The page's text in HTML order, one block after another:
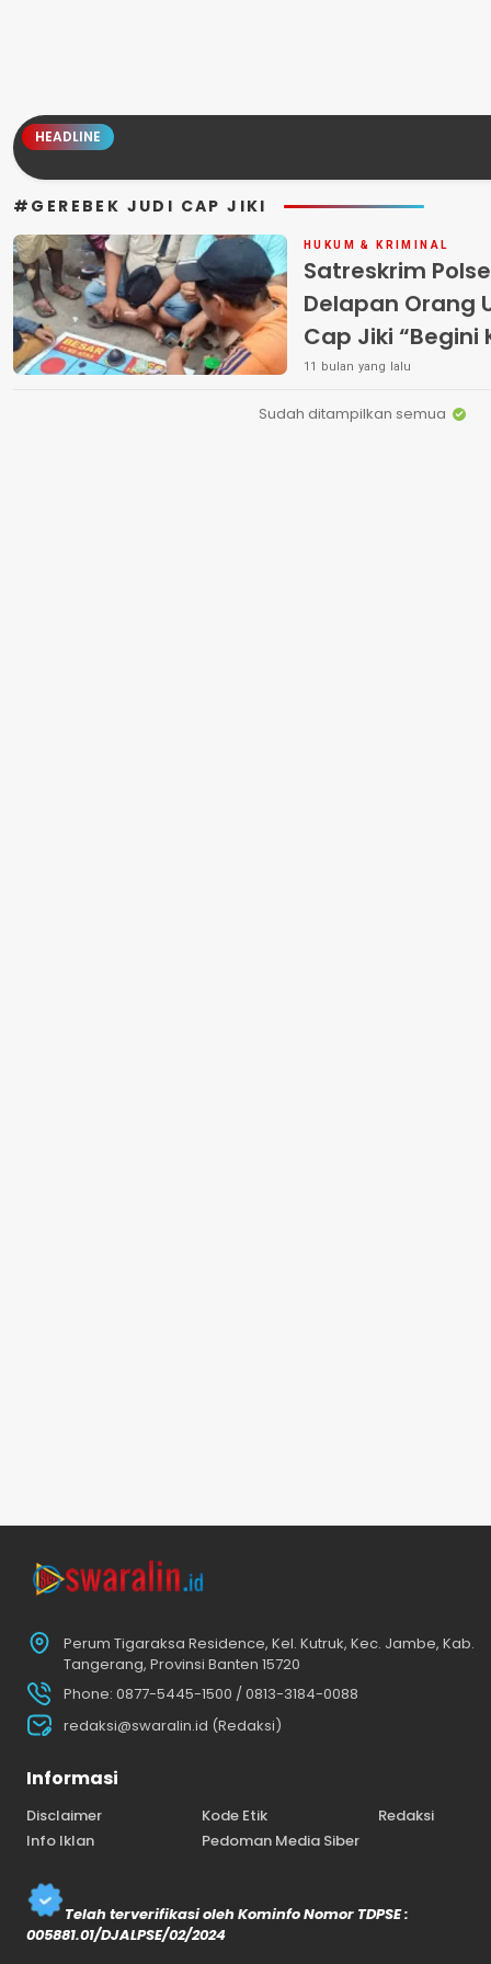
HEADLINE
#GEREBEK JUDI CAP JIKI
HUKUM & KRIMINAL
Satreskrim
Delapan Orang
Cap Jiki
11 bulan yang lalu
Sudah ditampilkan semua
Perum Tigaraksa Residence, Kel. Kutruk, Kec. Jambe, Kab.
Tangerang, Provinsi Banten 15720
Phone: 0877-5445-1500 / 0813-3184-0088
redaksi@swaralin.id (Redaksi)
Informasi
Disclaimer Kode Etik
Redaksi
Info Iklan
Pedoman Media Siber
Telah terverifikasi oleh Kominfo Nomor TDPSE :
005881.01/DJALPSE/02/2024